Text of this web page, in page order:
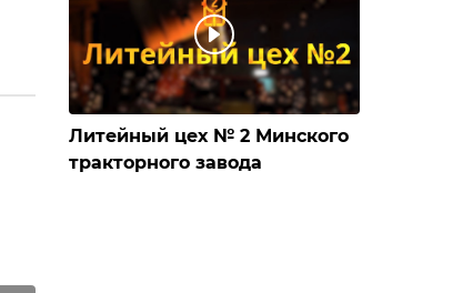
Литейный цех № 2 Минского
тракторного завода